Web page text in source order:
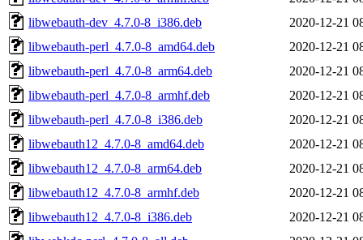
libwebauth-dev_4.7.0-8_i386.deb
2020-12-21
libwebauth-perl_4.7.0-8_amd64.deb
2020-12-21
libwebauth-perl_4.7.0-8_arm64.deb
2020-12-21
libwebauth-perl_4.7.0-8_armhf.deb
2020-12-21
libwebauth-perl_4.7.0-8_i386.deb
2020-12-21
libwebauth12_4.7.0-8_amd64.deb
2020-12-21
libwebauth12_4.7.0-8_arm64.deb
2020-12-21
libwebauth12_4.7.0-8_armhf.deb
2020-12-21
libwebauth12_4.7.0-8_i386.deb
2020-12-21